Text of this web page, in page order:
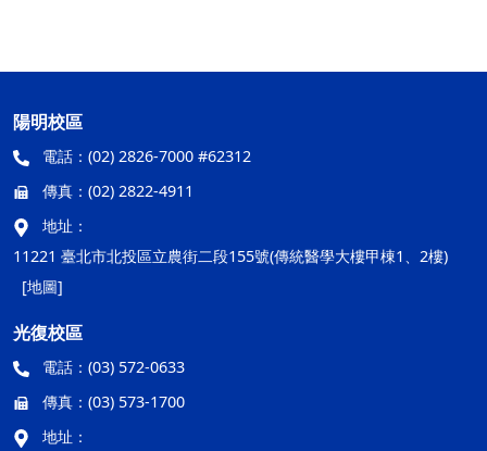
陽明校區
電話： (02) 2826-7000 #62312
傳真： (02) 2822-4911
地址：
11221 臺北市北投區立農街二段155號(傳統醫學大樓甲棟1、2樓)
[地圖]
光復校區
電話： (03) 572-0633
傳真： (03) 573-1700
地址：